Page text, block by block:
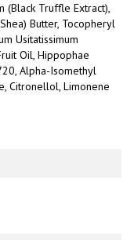
(Black Truffle Extract),
Butter, Tocopheryl
Usitatissimum
Oil, Hippophae
Alpha-Isomethyl
Citronellol, Limonene